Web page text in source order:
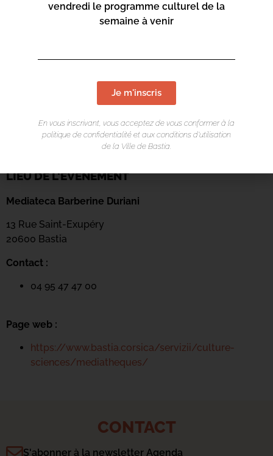
LIEU DE L'ÉVÉNEMENT
Mediateca Barberine Duriani
13 Rue Saint-Exupéry
20600 Bastia
Contact :
04 95 47 47 00
Page web :
https://www.bastia.corsica/servizii/culture-
sciences/mediatheques/
CONTACT
S'abonner à la newsletter Agenda
vendredi le programme culturel de la
semaine à venir
Je m'inscris
En vous inscrivant, vous acceptez de vous conformer à la
politique de confidentialité et aux conditions d’utilisation
de la Ville de Bastia.